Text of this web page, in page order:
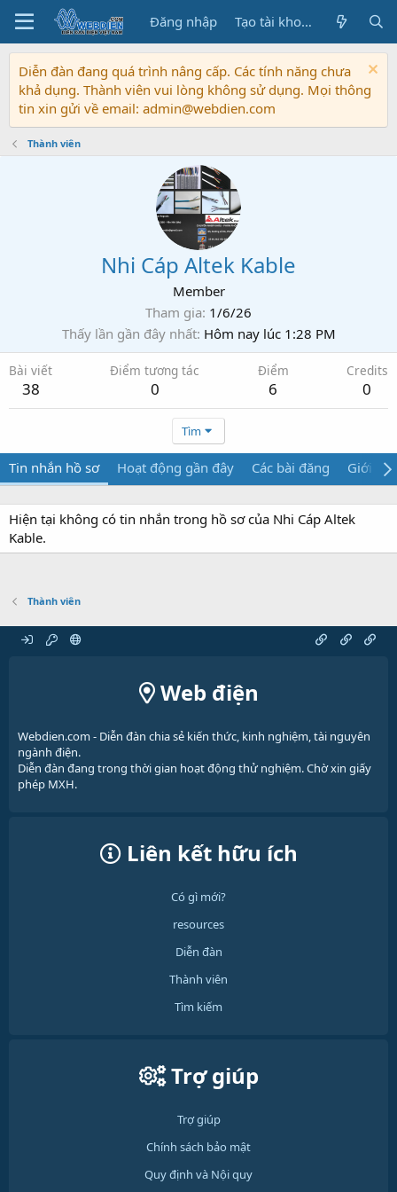
Đăng nhập Tạo tài khoản
Diễn đàn đang quá trình nâng cấp. Các tính năng chưa
khả dụng. Thành viên vui lòng không sử dụng. Mọi thông
tin xin gửi về email: admin@webdien.com
Thành viên
Nhi Cáp Altek Kable
Member
Tham gia 1/6/26
Thấy lần gần đây nhất Hôm nay lúc 1:28 PM
Bài viết
38
Điểm tương tác
0
Điểm
6
Credits
0
Tìm
Tin nhắn hồ sơ Hoạt động gần đây Các bài đăng Giới
Hiện tại không có tin nhắn trong hồ sơ của Nhi Cáp Altek
Kable.
Thành viên
Web điện
Webdien.com - Diễn đàn chia sẻ kiến thức, kinh nghiệm, tài nguyên
ngành điện.
Diễn đàn đang trong thời gian hoạt động thử nghiệm. Chờ xin giấy
phép MXH.
Liên kết hữu ích
Có gì mới?
resources
Diễn đàn
Thành viên
Tìm kiếm
Trợ giúp
Trợ giúp
Chính sách bảo mật
Quy định và Nội quy